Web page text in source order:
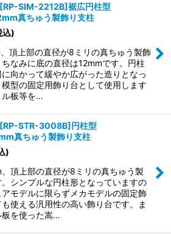
SIM-2212B]裾広円柱型
真ちゅう製飾り支柱
込)
頂上部の直径が8ミリの真ちゅう製飾
ちなみに底の直径は12mmです。円柱
向かって緩やか広がった造りとなっ
型の固定用飾り台として使用します
ル板等を…
STR-3008B]円柱型
真ちゅう製飾り支柱
)
頂上部の直径が8ミリの真ちゅう製
シンプルな円柱形となっていますの
モデルに限らずメカモデルの固定飾
も使える汎用性の高い飾り台です。ま
板を使った嵩…